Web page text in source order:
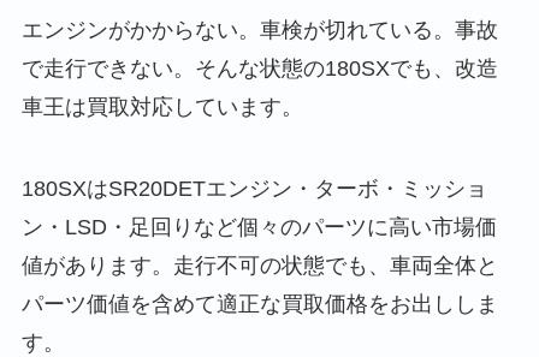
エンジンがかからない。車検が切れている。事故
で走行できない。そんな状態の180SXでも、改造
車王は買取対応しています。
180SXはSR20DETエンジン・ターボ・ミッショ
ン・LSD・足回りなど個々のパーツに高い市場価
値があります。走行不可の状態でも、車両全体と
パーツ価値を含めて適正な買取価格をお出ししま
す。